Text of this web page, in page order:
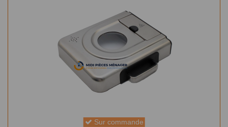
Sur commande